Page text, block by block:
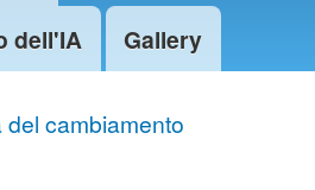
dell'IA
Gallery
del cambiamento